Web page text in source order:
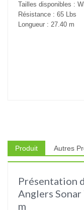
Tailles disponibles :
Résistance : 65 Lbs
Longueur : 27.40 m
Produit Autres
Présentation
Anglers
m